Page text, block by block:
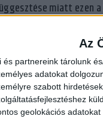
Az
és partnereink tárolunk
adatokat
szabott
küld.
geolokációs
miatt ezen
győzelem után a Vitka
meg